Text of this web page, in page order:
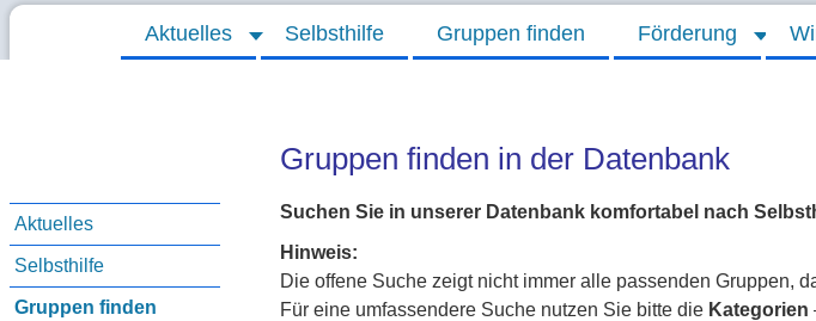
Aktuelles Selbsthilfe Gruppen finden Förderung
Aktuelles
Selbsthilfe
Gruppen finden
Gruppen finden in der Datenbank
Suchen Sie in unserer Datenbank komfortabel nach
Hinweis:
Die offene Suche zeigt nicht immer alle passenden Gruppen,
Für eine umfassendere Suche nutzen Sie bitte die Kategorien